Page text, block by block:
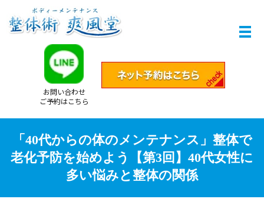
お問い合わせ
ご予約はこちら
「40代からの体のメンテナンス」整体で
老化予防を始めよう【第3回】40代女性に
多い悩みと整体の関係